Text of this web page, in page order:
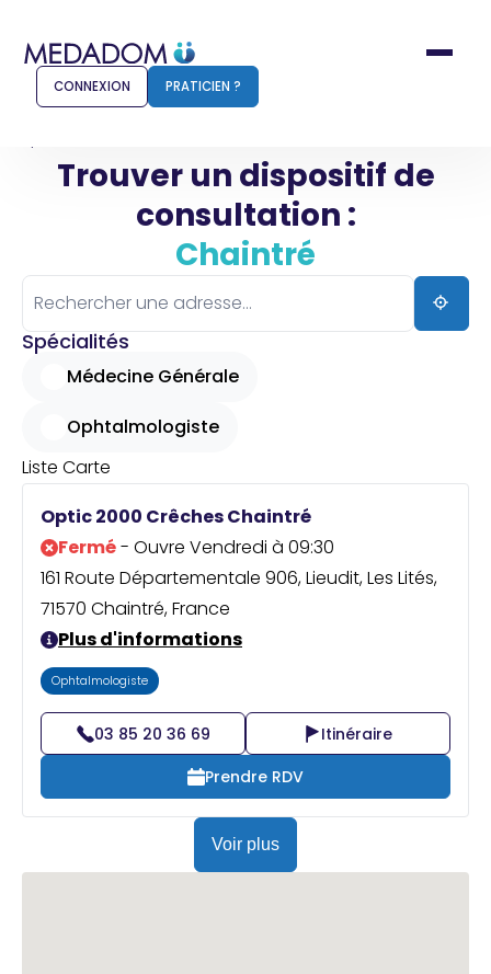
Comment ça marche ?
Pharmacien
Connexion
Praticien ?
CONNEXION PRATICIEN ?
Trouver un dispositif de
consultation :
Chaintré
Spécialités
Médecine Générale
Ophtalmologiste
Liste Carte
Optic 2000 Crêches Chaintré
Fermé- Ouvre Vendredi à 09:30
161 Route Départementale 906, Lieudit, Les Lités,
71570 Chaintré, France
Plus d'informations
Ophtalmologiste
03 85 20 36 69
Itinéraire
Prendre RDV
Voir plus